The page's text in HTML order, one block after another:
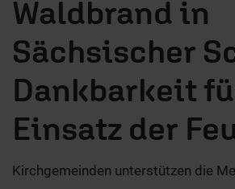
Waldbrand in
Sächsischer
Dankbarkeit
Einsatz der
Kirchgemeinden unterstützen die